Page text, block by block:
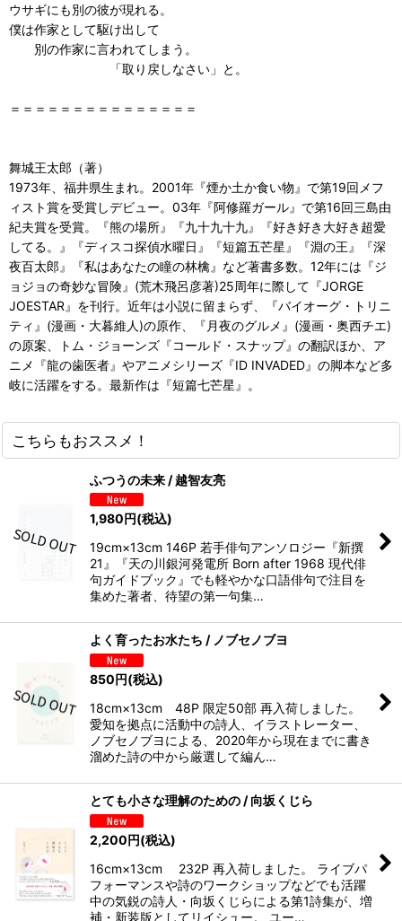
ウサギにも別の彼が現れる。
僕は作家として駆け出して
別の作家に言われてしまう。
「取り戻しなさい」と。
＝＝＝＝＝＝＝＝＝＝＝＝＝＝＝
舞城王太郎（著）
1973年、福井県生まれ。2001年『煙か土か食い物』で第19回メフ
ィスト賞を受賞しデビュー。03年『阿修羅ガール』で第16回三島由
紀夫賞を受賞。『熊の場所』『九十九十九』『好き好き大好き超愛
してる。』『ディスコ探偵水曜日』『短篇五芒星』『淵の王』『深
夜百太郎』『私はあなたの瞳の林檎』など著書多数。12年には『ジ
ョジョの奇妙な冒険』(荒木飛呂彦著)25周年に際して『JORGE
JOESTAR』を刊行。近年は小説に留まらず、『バイオーグ・トリニ
ティ』(漫画・大暮維人)の原作、『月夜のグルメ』(漫画・奥西チエ)
の原案、トム・ジョーンズ『コールド・スナップ』の翻訳ほか、ア
ニメ『龍の歯医者』やアニメシリーズ『ID INVADED』の脚本など多
岐に活躍をする。最新作は『短篇七芒星』。
こちらもおススメ！
ふつうの未来 / 越智友亮
1,980円(税込)
19cm×13cm 146P 若手俳句アンソロジー『新撰
21』『天の川銀河発電所 Born after 1968 現代俳
句ガイドブック』でも軽やかな口語俳句で注目を
集めた著者、待望の第一句集…
よく育ったお水たち / ノブセノブヨ
850円(税込)
18cm×13cm 48P 限定50部 再入荷しました。
愛知を拠点に活動中の詩人、イラストレーター、
ノブセノブヨによる、2020年から現在までに書き
溜めた詩の中から厳選して編ん…
とても小さな理解のための / 向坂くじら
2,200円(税込)
16cm×13cm 232P 再入荷しました。 ライブパ
フォーマンスや詩のワークショップなどでも活躍
中の気鋭の詩人・向坂くじらによる第1詩集が、増
補・新装版としてリイシュー。 ユー…